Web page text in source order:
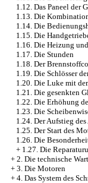
1.12. Das Paneel der
1.13. Die
1.14. Die
1.15. Die
1.16. Die Heizung
1.17. Die Stunden
1.18. Der
1.19. Die Schlösser
1.20. Die Luke mit
1.21. Die gesenkten
1.22. Die Erhöhung
1.23. Die
1.24. Der Aufstieg
1.25. Der Start des
1.26. Die
+ 1.27. Die
+ 2. Die technische
+ 3. Die Motoren
+ 4. Das System des